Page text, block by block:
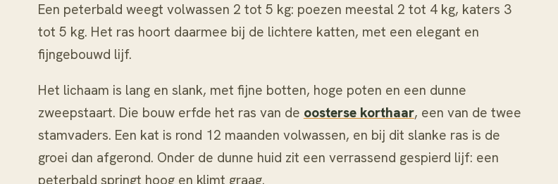
Een peterbald weegt volwassen 2 tot 5 kg: poezen meestal 2 tot 4 kg, katers 3
tot 5 kg. Het ras hoort daarmee bij de lichtere katten, met een elegant en
fijngebouwd lijf.
Het lichaam is lang en slank, met fijne botten, hoge poten en een dunne
zweepstaart. Die bouw erfde het ras van de oosterse korthaar, een van de twee
stamvaders. Een kat is rond 12 maanden volwassen, en bij dit slanke ras is de
groei dan afgerond. Onder de dunne huid zit een verrassend gespierd lijf: een
peterbald springt hoog en klimt graag.